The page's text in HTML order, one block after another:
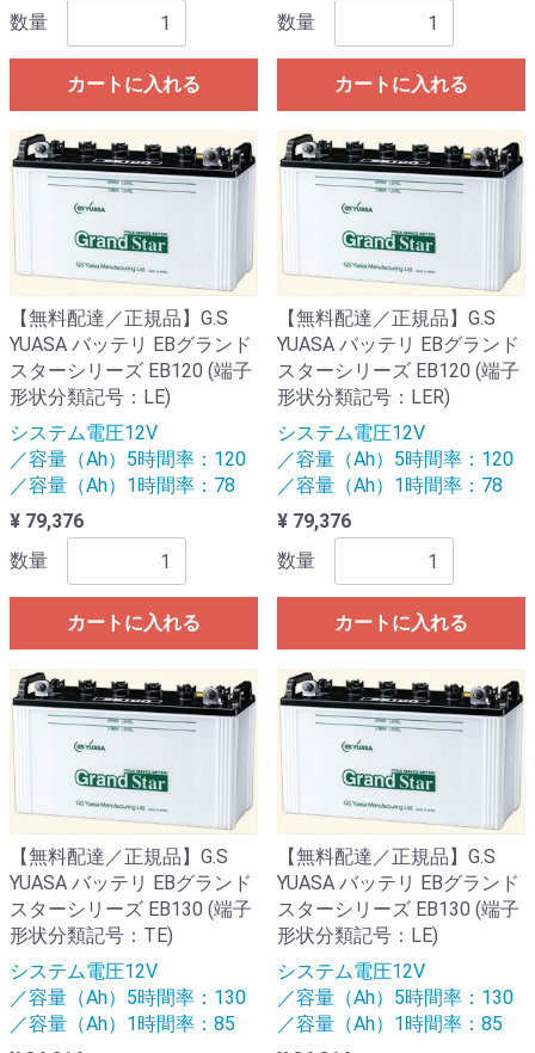
数量
カートに入れる
数量
カートに入れる
【無料配達／正規品】G.S
YUASA バッテリ EBグランド
スターシリーズ EB120 (端子
形状分類記号：LE)
システム電圧12V
／容量（Ah）5時間率：120
／容量（Ah）1時間率：78
¥ 79,376
数量
カートに入れる
【無料配達／正規品】G.S
YUASA バッテリ EBグランド
スターシリーズ EB120 (端子
形状分類記号：LER)
システム電圧12V
／容量（Ah）5時間率：120
／容量（Ah）1時間率：78
¥ 79,376
数量
カートに入れる
【無料配達／正規品】G.S
YUASA バッテリ EBグランド
スターシリーズ EB130 (端子
形状分類記号：TE)
システム電圧12V
／容量（Ah）5時間率：130
／容量（Ah）1時間率：85
【無料配達／正規品】G.S
YUASA バッテリ EBグランド
スターシリーズ EB130 (端子
形状分類記号：LE)
システム電圧12V
／容量（Ah）5時間率：130
／容量（Ah）1時間率：85